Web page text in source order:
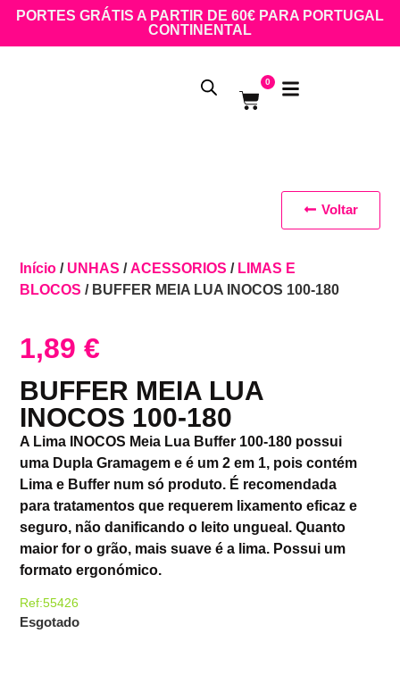
PORTES GRÁTIS A PARTIR DE 60€ PARA PORTUGAL
CONTINENTAL
0
Início / UNHAS /ACESSORIOS / LIMAS E
BLOCOS / BUFFER MEIA LUA INOCOS 100-180
1,89€
BUFFER MEIA LUA
INOCOS 100-180
A Lima INOCOS Meia Lua Buffer 100-180 possui
uma Dupla Gramagem e é um 2 em 1, pois contém
Lima e Buffer num só produto. É recomendada
para tratamentos que requerem lixamento eficaz e
seguro, não danificando o leito ungueal. Quanto
maior for o grão, mais suave é a lima. Possui um
formato ergonómico.
Ref:55426
Esgotado
Voltar